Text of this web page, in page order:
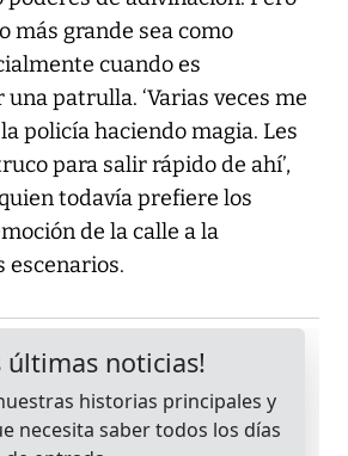
más grande sea como
cuando es
patrulla. ‘Varias veces me
policía haciendo magia. Les
para salir rápido de ahí’,
todavía prefiere los
de la calle a la
escenarios.